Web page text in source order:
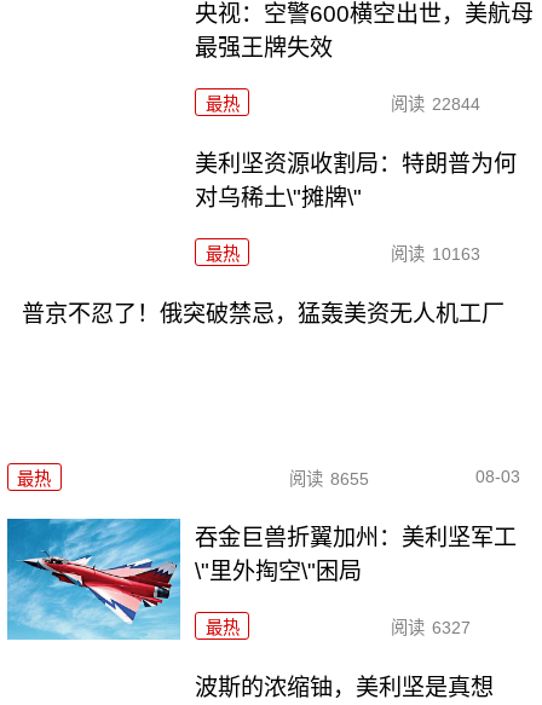
央视：空警600横空出世，美航母
最强王牌失效
最热 阅读 22844
美利坚资源收割局：特朗普为何
对乌稀土\"摊牌\"
最热 阅读 10163
普京不忍了！俄突破禁忌，猛轰美资无人机工厂
最热 阅读 8655 08-03
吞金巨兽折翼加州：美利坚军工
\"里外掏空\"困局
最热 阅读 6327
波斯的浓缩铀，美利坚是真想